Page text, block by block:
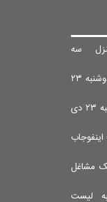
سه
دوشنبه ۲۳
دوشنبه ۲۳ دی
مشاغل
لیست